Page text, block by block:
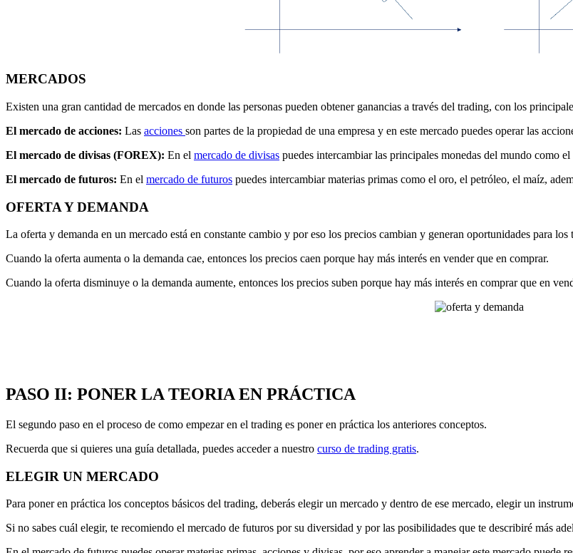
MERCADOS
Existen una gran cantidad de mercados en donde las personas pueden obtener ganancias a través del trading, con los
El mercado de acciones: Las acciones son partes de la propiedad de una empresa y en este mercado puedes operar las
El mercado de divisas (FOREX): En el mercado de divisas puedes intercambiar las principales monedas del mundo como
El mercado de futuros: En el mercado de futuros puedes intercambiar materias primas como el oro, el petróleo, el maíz,
OFERTA Y DEMANDA
La oferta y demanda en un mercado está en constante cambio y por eso los precios cambian y generan oportunidades para los
Cuando la oferta aumenta o la demanda cae, entonces los precios caen porque hay más interés en vender que en comprar.
Cuando la oferta disminuye o la demanda aumente, entonces los precios suben porque hay más interés en comprar que en
PASO II: PONER LA TEORIA EN PRÁCTICA
El segundo paso en el proceso de como empezar en el trading es poner en práctica los anteriores conceptos.
Recuerda que si quieres una guía detallada, puedes acceder a nuestro curso de trading gratis.
ELEGIR UN MERCADO
Para poner en práctica los conceptos básicos del trading, deberás elegir un mercado y dentro de ese mercado, elegir un
Si no sabes cuál elegir, te recomiendo el mercado de futuros por su diversidad y por las posibilidades que te describiré más